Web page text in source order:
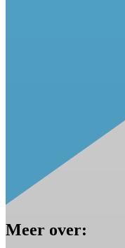
Meer over: